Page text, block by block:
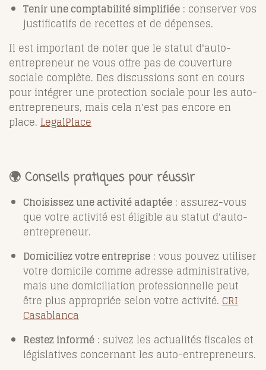
Tenir une comptabilité simplifiée : conserver vos
justificatifs de recettes et de dépenses.
Il est important de noter que le statut d'auto-
entrepreneur ne vous offre pas de couverture
sociale complète. Des discussions sont en cours
pour intégrer une protection sociale pour les auto-
entrepreneurs, mais cela n'est pas encore en
place. LegalPlace
🌍 Conseils pratiques pour réussir
Choisissez une activité adaptée : assurez-vous
que votre activité est éligible au statut d'auto-
entrepreneur.
Domiciliez votre entreprise : vous pouvez utiliser
votre domicile comme adresse administrative,
mais une domiciliation professionnelle peut
être plus appropriée selon votre activité. CRI
Casablanca
Restez informé : suivez les actualités fiscales et
législatives concernant les auto-entrepreneurs.